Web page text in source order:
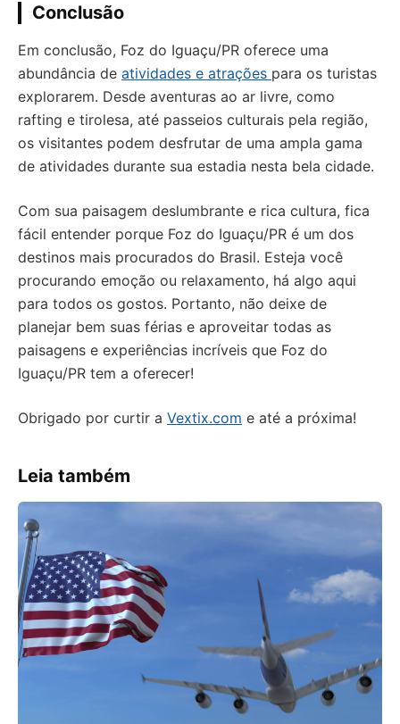
Conclusão
Em conclusão, Foz do Iguaçu/PR oferece uma
abundância de atividades e atrações para os turistas
explorarem. Desde aventuras ao ar livre, como
rafting e tirolesa, até passeios culturais pela região,
os visitantes podem desfrutar de uma ampla gama
de atividades durante sua estadia nesta bela cidade.
Com sua paisagem deslumbrante e rica cultura, fica
fácil entender porque Foz do Iguaçu/PR é um dos
destinos mais procurados do Brasil. Esteja você
procurando emoção ou relaxamento, há algo aqui
para todos os gostos. Portanto, não deixe de
planejar bem suas férias e aproveitar todas as
paisagens e experiências incríveis que Foz do
Iguaçu/PR tem a oferecer!
Obrigado por curtir a Vextix.com e até a próxima!
Leia também